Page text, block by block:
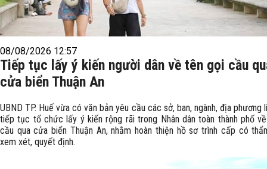
08/08/2026 12:57
Tiếp tục lấy ý kiến người dân về tên gọi cầu
cửa biển Thuận An
UBND TP. Huế vừa có văn bản yêu cầu các sở, ban, ngành, địa phương
tiếp tục tổ chức lấy ý kiến rộng rãi trong Nhân dân toàn thành phố
cầu qua cửa biển Thuận An, nhằm hoàn thiện hồ sơ trình cấp có
xem xét, quyết định.